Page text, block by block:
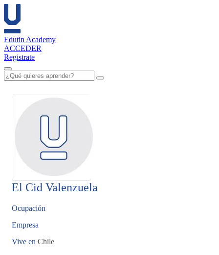
Edutin Academy
ACCEDER
Registrate
El Cid Valenzuela
Ocupación
Empresa
Vive en Chile